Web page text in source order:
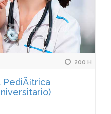
200 H